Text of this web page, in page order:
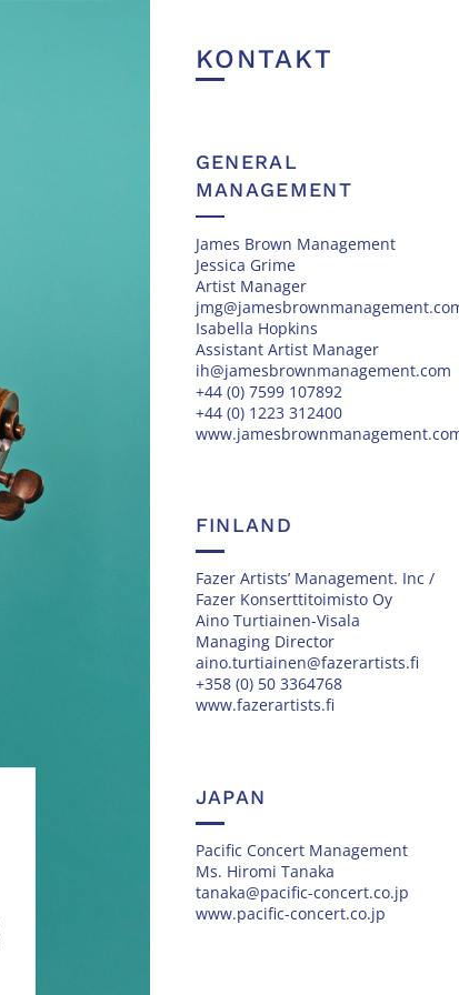
KONTAKT
GENERAL
MANAGEMENT
James Brown Management
Jessica Grime
Artist Manager
Isabella Hopkins
Assistant Artist Manager
ih@jamesbrownmanagement.com
+44 (0) 7599 107892
+44 (0) 1223 312400
FINLAND
Fazer Artists’ Management. Inc /
Fazer Konserttitoimisto Oy
Aino Turtiainen-Visala
Managing Director
aino.turtiainen@fazerartists.fi
+358 (0) 50 3364768
www.fazerartists.fi
JAPAN
Pacific Concert Management
Ms. Hiromi Tanaka
tanaka@pacific-concert.co.jp
www.pacific-concert.co.jp